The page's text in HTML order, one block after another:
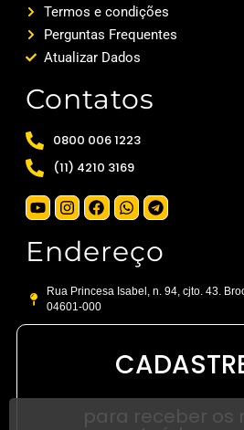
Termos e condições
Perguntas Frequentes
Atualizar Dados
Contatos
0800 006 1223
(11) 4210 3169
Endereço
Rua Princesa Isabel, n. 94, cjto. 43.
04601-000
para receber os